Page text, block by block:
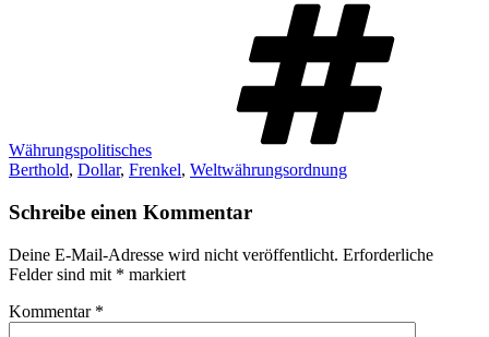
Währungspolitisches
Berthold, Dollar, Frenkel, Weltwährungsordnung
Schreibe einen Kommentar
Deine E-Mail-Adresse wird nicht veröffentlicht. Erforderliche
Felder sind mit * markiert
Kommentar *